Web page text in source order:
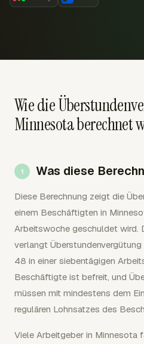
Wie die
Minnesota berechnet
Was diese
Diese Berechnung zeigt die
einem Beschäftigten in
Arbeitswoche geschuldet wird.
verlangt
48 in einer siebentägigen
Beschäftigte ist befreit, und
müssen mit mindestens dem
regulären Lohnsatzes des
Viele Arbeitgeber in Minnesota